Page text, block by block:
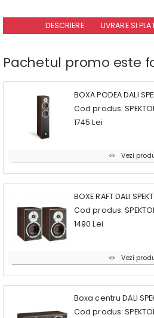
DESCRIERE LIVRARE SI
Pachetul promo este
BOXA PODEA DALI
Cod produs:
1745 Lei
Vezi
BOXE RAFT DALI
Cod produs:
1490 Lei
Vezi
Boxa centru DALI
Cod produs: